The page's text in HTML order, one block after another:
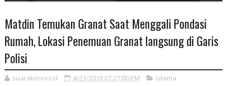
Matdin Temukan Granat Saat Menggali Pondasi
Rumah, Lokasi Penemuan Granat langsung di Garis
Polisi
suarakerinci.id 4/23/2018 07:27:00 PM Utama